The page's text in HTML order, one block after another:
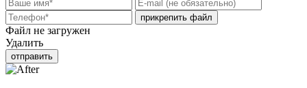
прикрепить файл
Файл не загружен
Удалить
отправить